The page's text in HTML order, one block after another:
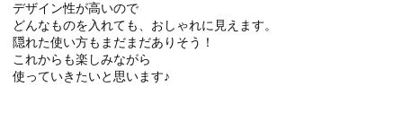
デザイン性が高いので
どんなものを入れても、おしゃれに見えます。
隠れた使い方もまだまだありそう！
これからも楽しみながら
使っていきたいと思います♪